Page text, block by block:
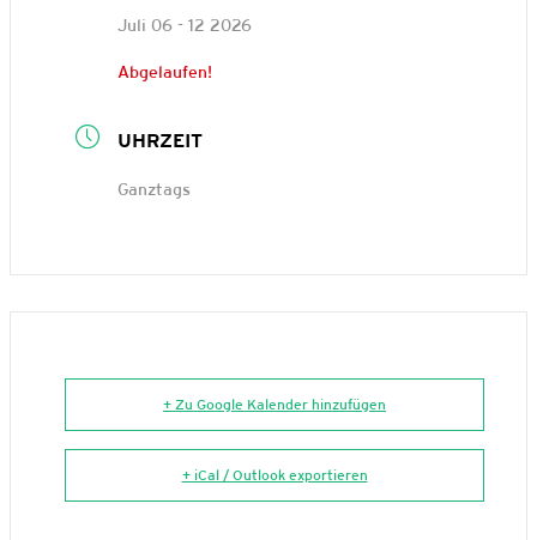
Juli 06 - 12 2026
Abgelaufen!
UHRZEIT
Ganztags
+ Zu Google Kalender hinzufügen
+ iCal / Outlook exportieren